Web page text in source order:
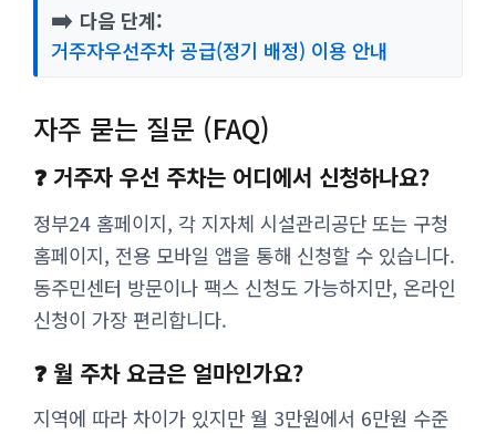
➡️ 다음 단계:
거주자우선주차 공급(정기 배정) 이용 안내
자주 묻는 질문 (FAQ)
❓ 거주자 우선 주차는 어디에서 신청하나요?
정부24 홈페이지, 각 지자체 시설관리공단 또는 구청
홈페이지, 전용 모바일 앱을 통해 신청할 수 있습니다.
동주민센터 방문이나 팩스 신청도 가능하지만, 온라인
신청이 가장 편리합니다.
❓ 월 주차 요금은 얼마인가요?
지역에 따라 차이가 있지만 월 3만원에서 6만원 수준